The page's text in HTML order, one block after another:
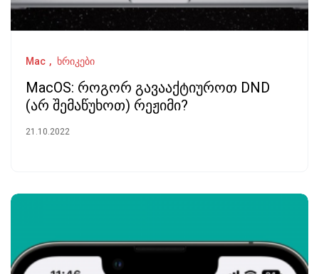
Mac ხრიკები
MacOS: როგორ გავააქტიუროთ DND
(არ შემაწუხოთ) რეჟიმი?
21.10.2022